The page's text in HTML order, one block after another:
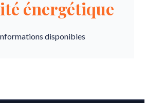
énergétique
disponibles